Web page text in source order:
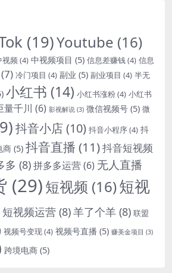
(19)Youtube (16)
视频(4) 中视频项目 (5) 信息差赚钱(4) 信息
(7) 冷门项目 (4) 副业 (5) 副业项目 (4) 半无
小红书 (14) 小红书涨粉(4) 小红书
量千川 (6) 影视解说 (3) 微信视频号 (5) 微
抖音小店(10) 抖音小程序(4) 抖
商 (5) 抖音直播 (11)抖音短视频
多 (8)拼多多运营(6) 无人直播
(29)短视频 (16)短视
短视频运营 (8)羊了个羊 (8) 联盟
视频号变现(4) 视频号直播 (5) 赚美金项目 (3)
跨境电商 (5)